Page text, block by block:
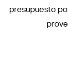
presupuesto